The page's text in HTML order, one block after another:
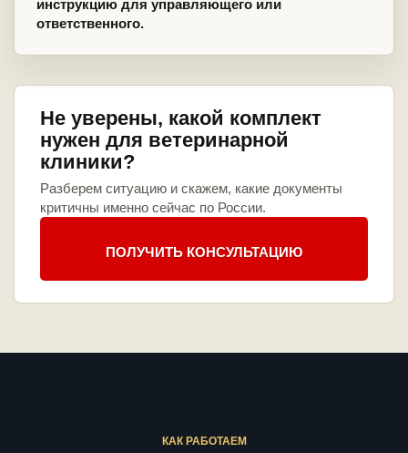
инструкцию для управляющего или
ответственного.
Не уверены, какой комплект
нужен для ветеринарной
клиники?
Разберем ситуацию и скажем, какие документы
критичны именно сейчас по России.
ПОЛУЧИТЬ КОНСУЛЬТАЦИЮ
КАК РАБОТАЕМ